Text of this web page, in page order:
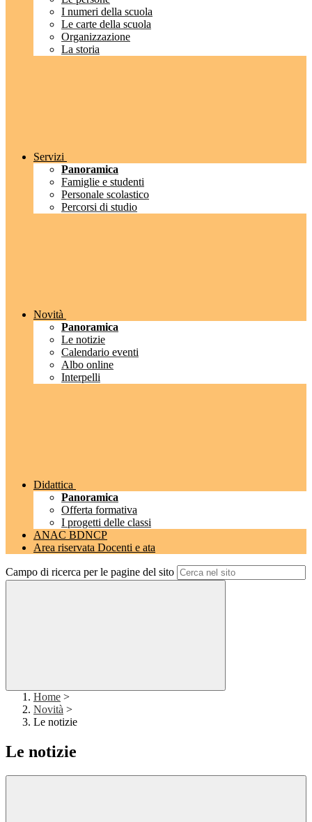
I numeri della scuola
Le carte della scuola
Organizzazione
La storia
Servizi
Panoramica
Famiglie e studenti
Personale scolastico
Percorsi di studio
Novità
Panoramica
Le notizie
Calendario eventi
Albo online
Interpelli
Didattica
Panoramica
Offerta formativa
I progetti delle classi
ANAC BDNCP
Area riservata Docenti e ata
Campo di ricerca per le pagine del sito
Home >
Novità >
Le notizie
Le notizie